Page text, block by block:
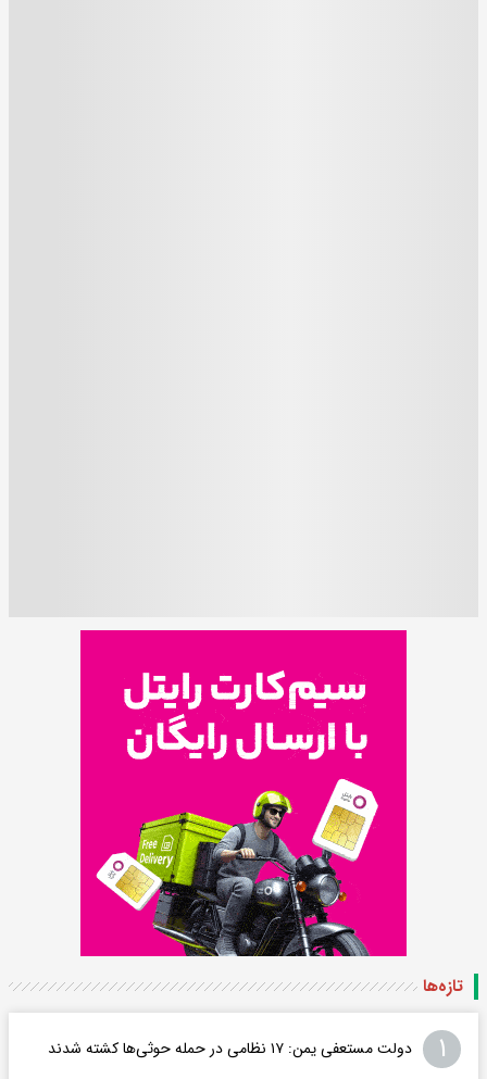
تازه‌ها
۱ دولت مستعفی یمن: ۱۷ نظامی در حمله حوثی‌ها کشته شدند